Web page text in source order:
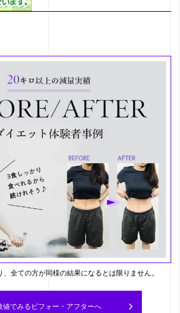
全ての方が同様の結果になるとは限りません。
値でみるビフォー・アフターへ